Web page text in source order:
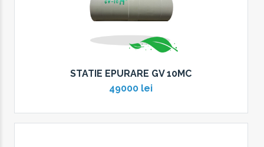
STATIE EPURARE GV 10MC
49000 lei